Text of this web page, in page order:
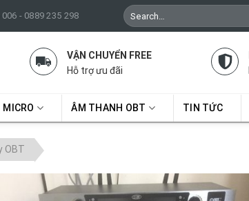
- 0889 235 298
Search
for:
VẬN CHUYỂN FREE
Hỗ trợ ưu đãi
MICRO ÂM THANH OBT TIN TỨC
OBT